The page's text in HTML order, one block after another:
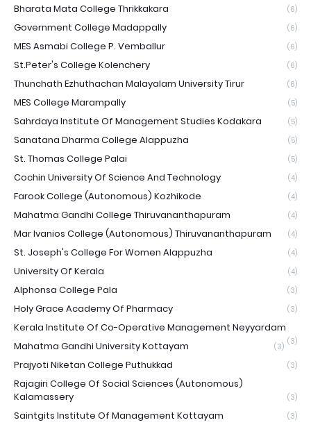
Bharata Mata College Thrikkakara (6)
Government College Madappally (6)
MES Asmabi College P. Vemballur (6)
St.Peter's College Kolenchery (6)
Thunchath Ezhuthachan Malayalam University Tirur (6)
MES College Marampally (5)
Sahrdaya Institute Of Management Studies Kodakara (5)
Sanatana Dharma College Alappuzha (5)
St. Thomas College Palai (5)
Cochin University Of Science And Technology (4)
Farook College (Autonomous) Kozhikode (4)
Mahatma Gandhi College Thiruvananthapuram (4)
Mar Ivanios College (Autonomous) Thiruvananthapuram (4)
St. Joseph's College For Women Alappuzha (4)
University Of Kerala (4)
Alphonsa College Pala (3)
Holy Grace Academy Of Pharmacy (3)
Kerala Institute Of Co-Operative Management Neyyardam
(3)
Mahatma Gandhi University Kottayam (3)
Prajyoti Niketan College Puthukkad (3)
Rajagiri College Of Social Sciences (Autonomous)
Kalamassery
(3)
Saintgits Institute Of Management Kottayam (3)